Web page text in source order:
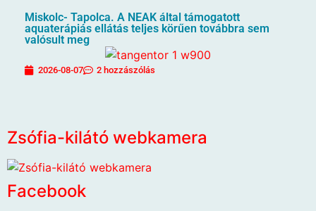
Miskolc- Tapolca. A NEAK által támogatott
aquaterápiás ellátás teljes körűen továbbra sem
valósult meg
2026-08-07 2 hozzászólás
Zsófia-kilátó webkamera
Facebook